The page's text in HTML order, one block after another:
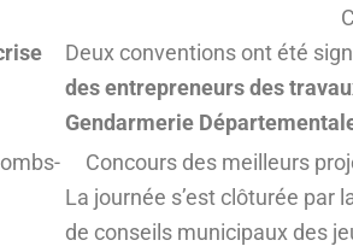
Deux conventions ont été
des entrepreneurs des
Gendarmerie
Concours des meilleurs
La journée s’est clôturée par
de conseils municipaux des